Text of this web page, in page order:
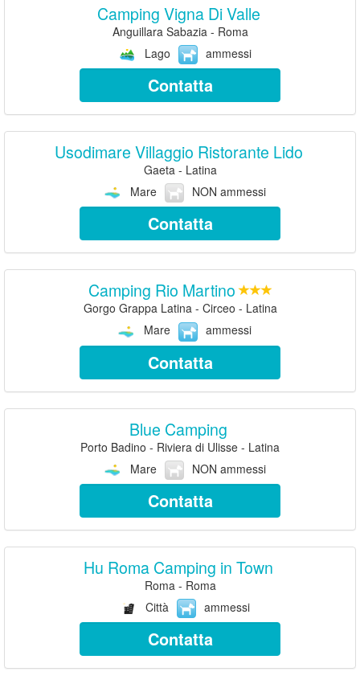
Camping Vigna Di Valle
Anguillara Sabazia - Roma
Lago
ammessi
Contatta
Usodimare Villaggio Ristorante Lido
Gaeta - Latina
Mare
NON ammessi
Contatta
Camping Rio Martino
Gorgo Grappa Latina - Circeo - Latina
Mare
ammessi
Contatta
Blue Camping
Porto Badino - Riviera di Ulisse - Latina
Mare
NON ammessi
Contatta
Hu Roma Camping in Town
Roma - Roma
Città
ammessi
Contatta